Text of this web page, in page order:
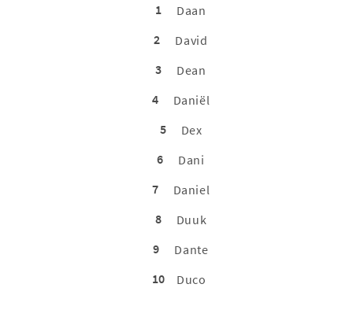
1
Daan
2
David
3
Dean
4
Daniël
5
Dex
6
Dani
7
Daniel
8
Duuk
9
Dante
10
Duco